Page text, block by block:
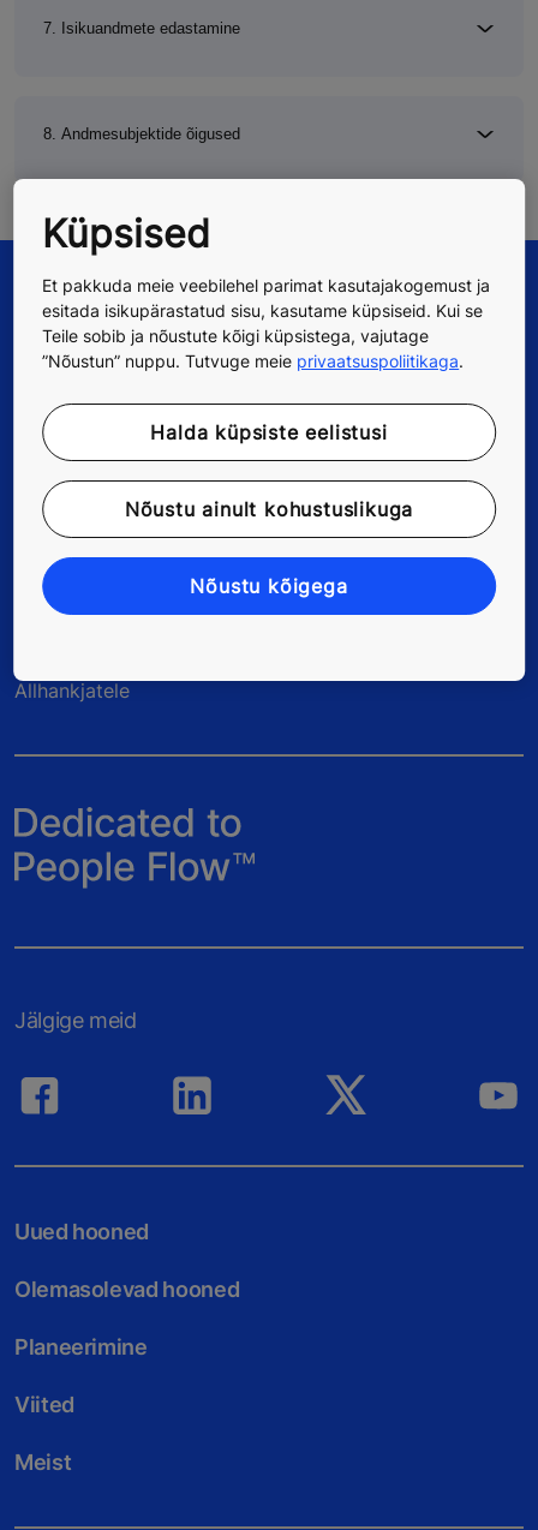
7. Isikuandmete edastamine
8. Andmesubjektide õigused
Quick Links
Võtke meiega ühendust
Töötajate kontaktandmed
Allhankjatele
Jälgige meid
Uued hooned
Olemasolevad hooned
Planeerimine
Viited
Meist
Küpsised
Et pakkuda meie veebilehel parimat kasutajakogemust ja
esitada isikupärastatud sisu, kasutame küpsiseid. Kui se
Teile sobib ja nõustute kõigi küpsistega, vajutage
”Nõustun” nuppu. Tutvuge meie privaatsuspoliitikaga.
Halda küpsiste eelistusi
Nõustu ainult kohustuslikuga
Nõustu kõigega